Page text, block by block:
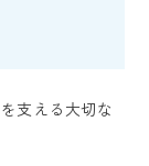
支える大切な